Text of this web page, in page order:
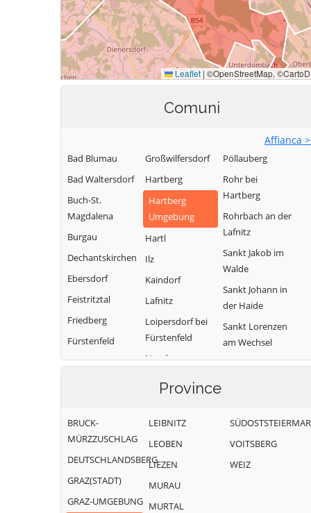
Comuni
Affianca
Bad Blumau
Bad Waltersdorf
Buch-St.
Magdalena
Burgau
Dechantskirchen
Ebersdorf
Feistritztal
Friedberg
Fürstenfeld
Grafendorf bei
Großsteinbach
Großwilfersdorf
Hartberg
Hartberg
Umgebung
Hartl
Ilz
Kaindorf
Lafnitz
Loipersdorf bei
Fürstenfeld
Neudau
Ottendorf an der
Rittschein
Pöllauberg
Rohr bei
Hartberg
Rohrbach an der
Lafnitz
Sankt Jakob im
Walde
Sankt Johann in
der Haide
Sankt Lorenzen
am Wechsel
Schäffern
Vorau
Waldbach-
Mönichwald
Province
BRUCK-
MÜRZZUSCHLAG
DEUTSCHLANDSBERG
GRAZ(STADT)
GRAZ-UMGEBUNG
LEIBNITZ
LEOBEN
LIEZEN
MURAU
MURTAL
VOITSBERG
WEIZ